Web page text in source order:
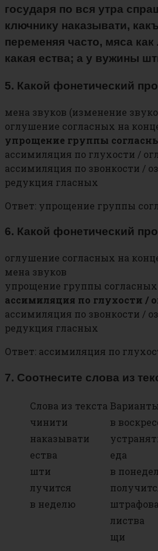
государя по вся утра
ключнику наказывати,
переменяя часто, мяса
какая ества; а у вужины
5. Какой фонетический
мена звуков (изменение
оглушение согласных на
упрощение группы
ассимиляция по глухости /
ассимиляция по звонкости /
редукция гласных
Ответ: упрощение группы
6. Какой фонетический
оглушение согласных на
мена звуков
упрощение группы согласных
ассимиляция по глухости /
ассимиляция по звонкости /
редукция гласных
Ответ: ассимиляция по
7. Соотнесите слова из
Слова из текста
чинити
в
наказывати
ества
еда
шти
в
лучится
в неделю
листва
щи